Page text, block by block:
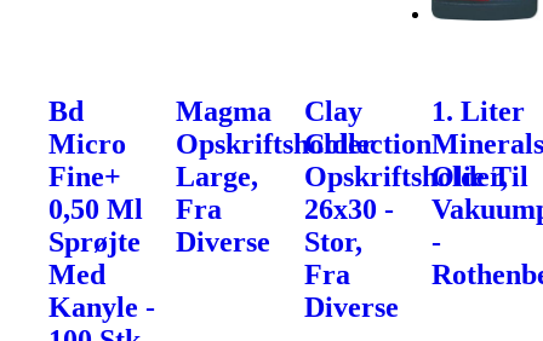
Bd
Micro
Fine+
0,50 Ml
Sprøjte
Med
Kanyle -
Magma
Opskriftsholder
Large,
Fra
Diverse
Clay
Collection
Opskriftsholder,
26x30 -
Stor,
Fra
Diverse
1. Liter
Olie Til
-